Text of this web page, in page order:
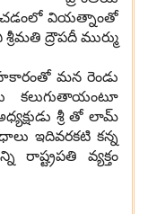
వియత్నాంతో
ద్రౌపదీ ముర్ము
మన రెండు
కలుగుతాయంటూ
శ్రీ తో లామ్
ఇదివరకటి కన్న
రాష్ట్రపతి వ్యక్తం